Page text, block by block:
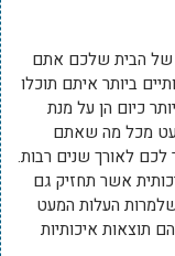
של הבית שלכם אתם
ביותר איתם תוכלו
כיום הן על מנת
מכל מה שאתם
לכם לאורך שנים רבות.
אשר תחזיק גם
שלמרות העלות המעט
תוצאות איכותיות